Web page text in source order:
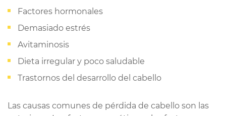
Factores hormonales
Demasiado estrés
Avitaminosis
Dieta irregular y poco saludable
Trastornos del desarrollo del cabello
Las causas comunes de pérdida de cabello son las